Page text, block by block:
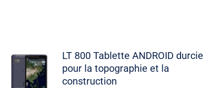
LT 800 Tablette ANDROID durcie
pour la topographie et la
construction